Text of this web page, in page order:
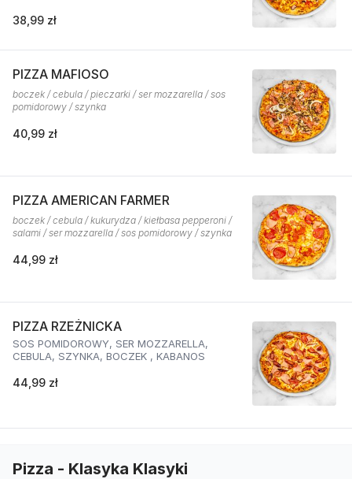
38,99 zł
PIZZA MAFIOSO
boczek / cebula / pieczarki / ser mozzarella / sos
pomidorowy / szynka
40,99 zł
PIZZA AMERICAN FARMER
boczek / cebula / kukurydza / kiełbasa pepperoni /
salami / ser mozzarella / sos pomidorowy / szynka
44,99 zł
PIZZA RZEŻNICKA
SOS POMIDOROWY, SER MOZZARELLA,
CEBULA, SZYNKA, BOCZEK , KABANOS
44,99 zł
Pizza - Klasyka Klasyki